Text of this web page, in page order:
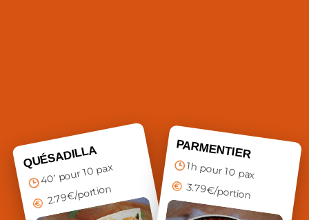
QUÉSADILLA
40’ pour 10 pax
2.79€/portion
PARMENTIER
1h pour 10 pax
3.79€/portion